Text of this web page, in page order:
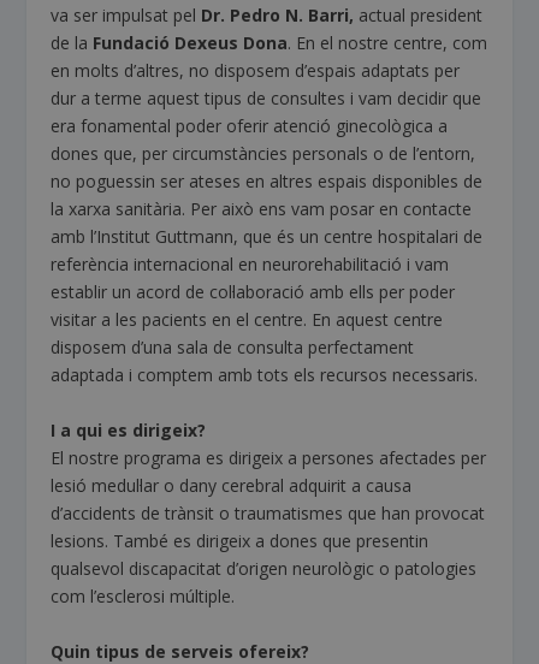
va ser impulsat pel Dr. Pedro N. Barri, actual president
de la Fundació Dexeus Dona. En el nostre centre, com
en molts d’altres, no disposem d’espais adaptats per
dur a terme aquest tipus de consultes i vam decidir que
era fonamental poder oferir atenció ginecològica a
dones que, per circumstàncies personals o de l’entorn,
no poguessin ser ateses en altres espais disponibles de
la xarxa sanitària. Per això ens vam posar en contacte
amb l’Institut Guttmann, que és un centre hospitalari de
referència internacional en neurorehabilitació i vam
establir un acord de col·laboració amb ells per poder
visitar a les pacients en el centre. En aquest centre
disposem d’una sala de consulta perfectament
adaptada i comptem amb tots els recursos necessaris.
I a qui es dirigeix?
El nostre programa es dirigeix a persones afectades per
lesió medul·lar o dany cerebral adquirit a causa
d’accidents de trànsit o traumatismes que han provocat
lesions. També es dirigeix a dones que presentin
qualsevol discapacitat d’origen neurològic o patologies
com l’esclerosi múltiple.
Quin tipus de serveis ofereix?